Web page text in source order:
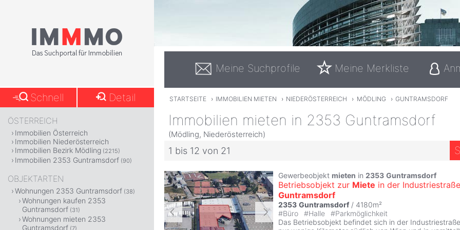
Meine Suchprofile Meine Merkliste
STARTSEITE › IMMOBILIEN MIETEN › NIEDERÖSTERREICH › MÖDLING › GUNTRAMSDORF
Immobilien mieten in 2353 Guntramsdorf
(Mödling, Niederösterreich)
1 bis 12 von 21
Gewerbeobjekt mieten in 2353 Guntramsdorf
Betriebsobjekt zur Miete in der
Guntramsdorf
2353 Guntramsdorf / 4180m²
#Büro #Halle #Parkmöglichkeit
Das Betriebsobjekt befindet sich in der
Schnell Detail
ÖSTERREICH
Immobilien Österreich
Immobilien Niederösterreich
Immobilien Bezirk Mödling (2215)
Immobilien 2353 Guntramsdorf (90)
OBJEKTARTEN
Wohnungen 2353 Guntramsdorf (38)
Wohnungen kaufen 2353
Guntramsdorf (31)
Wohnungen mieten 2353
Guntramsdorf (7)